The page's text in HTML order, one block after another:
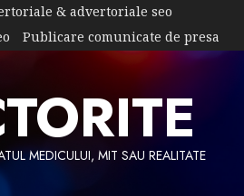
& advertoriale seo
Publicare comunicate de presa
MEDICULUI, MIT SAU REALITATE